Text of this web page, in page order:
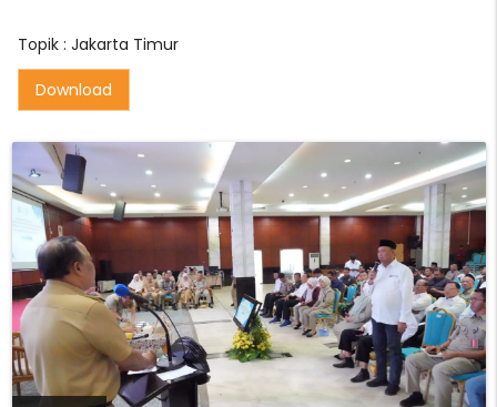
Topik : Jakarta Timur
Download